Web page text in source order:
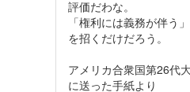
評価だわな。
「権利には義務が伴う
を招くだけだろう。
アメリカ合衆国第26代
に送った手紙より